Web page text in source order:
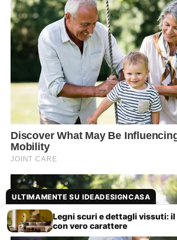
ULTIMAMENTE SU IDEADESIGNCASA
Legni scuri e dettagli vissuti:
con vero carattere